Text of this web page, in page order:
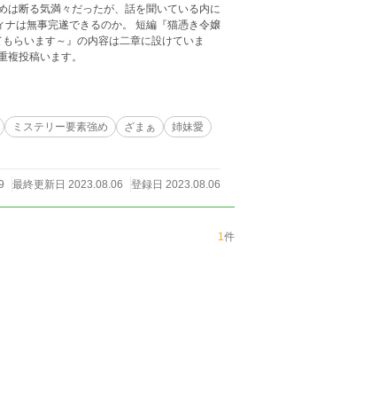
は断る気満々だったが、話を聞いている内に
は無事完遂できるのか。 短編『猫憑き令嬢
らいます～』の内容は二章に設けていま
投稿います。
ミステリー要素強め ざまぁ
姉妹愛
最終更新日 2023.08.06 登録日 2023.08.06
1件